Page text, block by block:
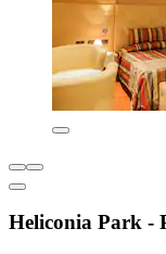
Heliconia Park -